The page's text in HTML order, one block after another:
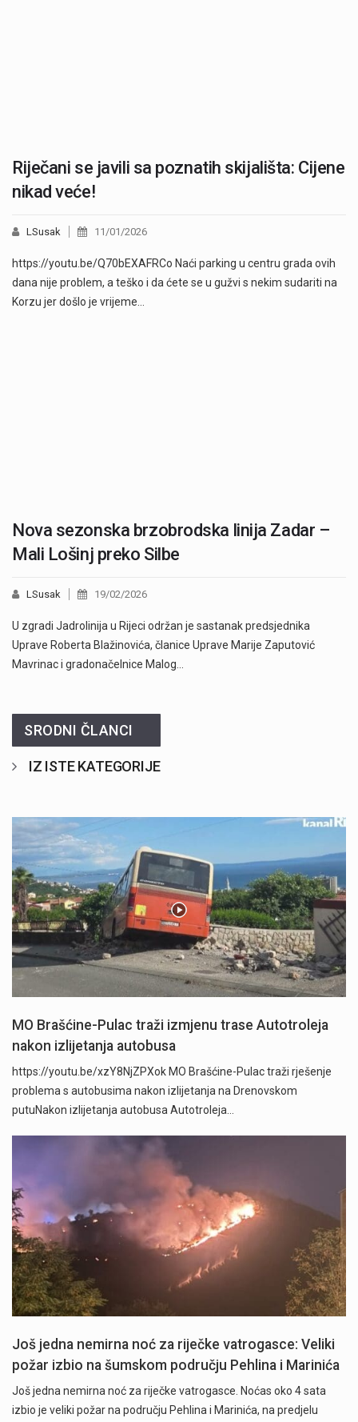
Riječani se javili sa poznatih skijališta: Cijene
nikad veće!
LSusak 11/01/2026
https://youtu.be/Q70bEXAFRCo Naći parking u centru grada ovih
dana nije problem, a teško i da ćete se u gužvi s nekim sudariti na
Korzu jer došlo je vrijeme…
Nova sezonska brzobrodska linija Zadar –
Mali Lošinj preko Silbe
LSusak 19/02/2026
U zgradi Jadrolinija u Rijeci održan je sastanak predsjednika
Uprave Roberta Blažinovića, članice Uprave Marije Zaputović
Mavrinac i gradonačelnice Malog…
SRODNI ČLANCI
IZ ISTE KATEGORIJE
MO Brašćine-Pulac traži izmjenu trase Autotroleja
nakon izlijetanja autobusa
https://youtu.be/xzY8NjZPXok MO Brašćine-Pulac traži rješenje
problema s autobusima nakon izlijetanja na Drenovskom
putuNakon izlijetanja autobusa Autotroleja…
Još jedna nemirna noć za riječke vatrogasce: Veliki
požar izbio na šumskom području Pehlina i Marinića
Još jedna nemirna noć za riječke vatrogasce. Noćas oko 4 sata
izbio je veliki požar na području Pehlina i Marinića, na predjelu